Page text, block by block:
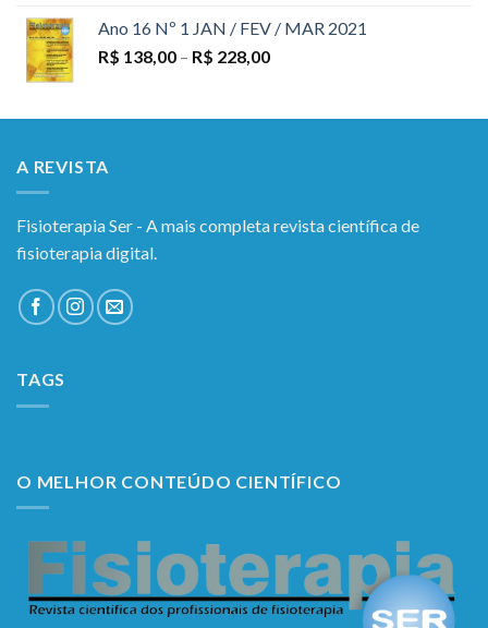
Ano 16 Nº 1 JAN / FEV / MAR 2021
R$ 138,00 – R$ 228,00
A REVISTA
Fisioterapia Ser - A mais completa revista científica de
fisioterapia digital.
TAGS
O MELHOR CONTEÚDO CIENTÍFICO